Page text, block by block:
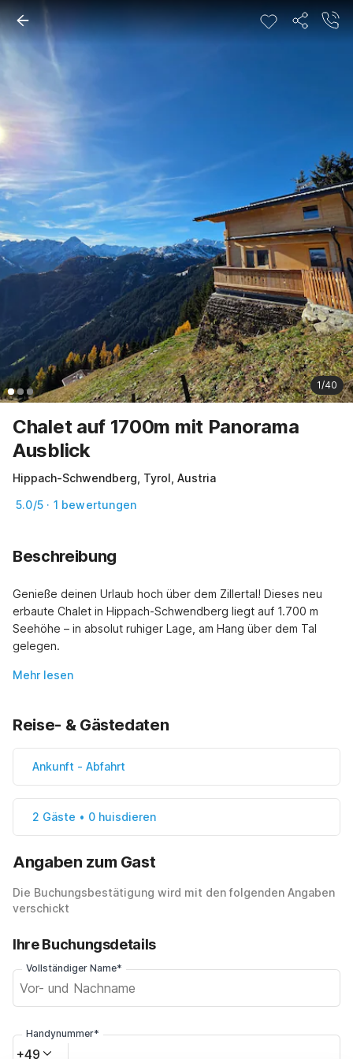
1/40
Chalet auf 1700m mit Panorama
Ausblick
Hippach-Schwendberg, Tyrol, Austria
5.0/5 · 1 bewertungen
Beschreibung
Genieße deinen Urlaub hoch über dem Zillertal! Dieses neu
erbaute Chalet in Hippach-Schwendberg liegt auf 1.700 m
Seehöhe – in absolut ruhiger Lage, am Hang über dem Tal
gelegen.
Mehr lesen
Reise- & Gästedaten
Ankunft - Abfahrt
2 Gäste • 0 huisdieren
Angaben zum Gast
Die Buchungsbestätigung wird mit den folgenden Angaben
verschickt
Ihre Buchungsdetails
Vollständiger Name*
Handynummer*
+49